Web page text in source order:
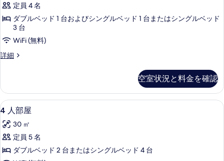
の
真
を
す
る
す
べ
の
写
表
示
す
る
利
の
細
ル
ー
ム
べ
て
の
写
真
を
定員 4 名
ダブルベッド 1 台およびシングルベッド 1 台またはシングルベッド
3 台
WiFi (無料)
詳細
ト
ル
ー
ム
詳
細
空室状況と料金を確認
4
人
部
屋
の
3
4 人部屋
30 ㎡
定員 5 名
ダブルベッド 2 台またはシングルベッド 4 台